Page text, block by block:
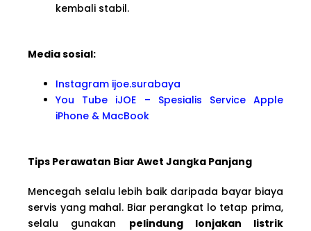
kembali stabil.
Media sosial:
Instagram ijoe.surabaya
You Tube iJOE – Spesialis Service Apple
iPhone & MacBook
Tips Perawatan Biar Awet Jangka Panjang
Mencegah selalu lebih baik daripada bayar biaya
servis yang mahal. Biar perangkat lo tetap prima,
selalu gunakan pelindung lonjakan listrik